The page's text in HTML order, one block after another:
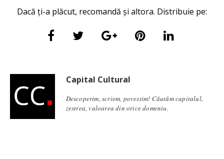
Dacă ți-a plăcut, recomandă și altora. Distribuie pe:
Capital Cultural
Descoperim, scriem, povestim! Căutăm capitalul,
zestrea, valoarea din orice domeniu.